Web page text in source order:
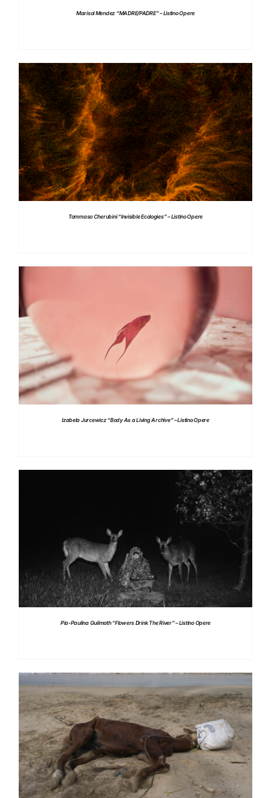
Marisol Mendez “MADRE/PADRE” – Listino Opere
DETTAGLI
Tommaso Cherubini “Invisible Ecologies” – Listino Opere
DETTAGLI
Izabela Jurcewicz “Body As a Living Archive” – Listino Opere
DETTAGLI
Pia-Paulina Guilmoth “Flowers Drink The River” – Listino Opere
DETTAGLI